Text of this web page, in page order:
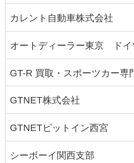
カレント自動車株式会社
オートディーラー東京 ドイ
GT-R 買取・スポーツカー専
GTNET株式会社
GTNETピットイン西宮
シーボーイ関西支部